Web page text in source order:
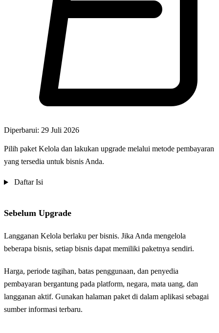
Diperbarui: 29 Juli 2026
Pilih paket Kelola dan lakukan upgrade melalui metode pembayaran
yang tersedia untuk bisnis Anda.
Daftar Isi
Sebelum Upgrade
Langganan Kelola berlaku per bisnis. Jika Anda mengelola
beberapa bisnis, setiap bisnis dapat memiliki paketnya sendiri.
Harga, periode tagihan, batas penggunaan, dan penyedia
pembayaran bergantung pada platform, negara, mata uang, dan
langganan aktif. Gunakan halaman paket di dalam aplikasi sebagai
sumber informasi terbaru.